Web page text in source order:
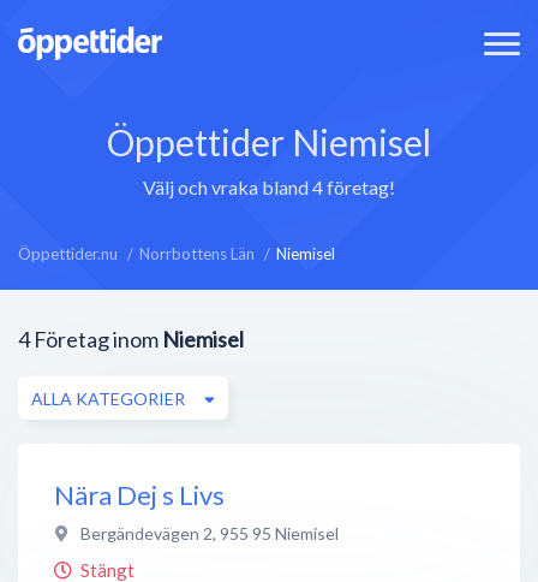
Öppettider Niemisel
Välj och vraka bland 4 företag!
Öppettider.nu Norrbottens Län Niemisel
4 Företag inom Niemisel
ALLA KATEGORIER
Nära Dej s Livs
Bergändevägen 2, 955 95 Niemisel
Stängt